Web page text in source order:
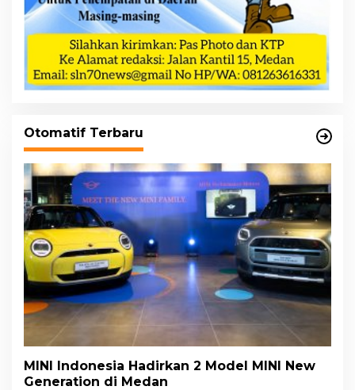
Otomatif Terbaru
MINI Indonesia Hadirkan 2 Model MINI New
Generation di Medan